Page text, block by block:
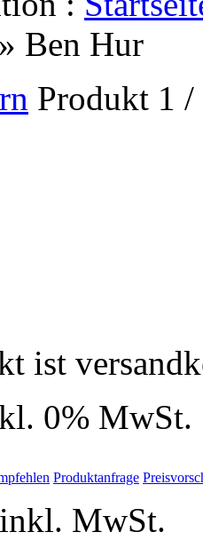
» Ben Hur
Produkt 1
ist
0% MwSt.
Produktanfrage
MwSt.